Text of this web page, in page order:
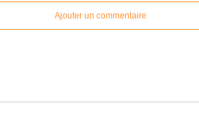
Ajouter un commentaire